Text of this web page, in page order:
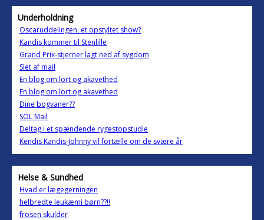
Underholdning
Oscaruddelingen: et opstyltet show?
Kandis kommer til Stenlille
Grand Prix-stjerner lagt ned af sygdom
Slet af mail
En blog om lort og akavethed
En blog om lort og akavethed
Dine bogvaner??
SOL Mail
Deltag i et spændende rygestopstudie
Kendis Kandis-Johnny vil fortælle om de svære år
Helse & Sundhed
Hvad er lægegerningen
helbredte leukæmi børn??!!
frosen skulder